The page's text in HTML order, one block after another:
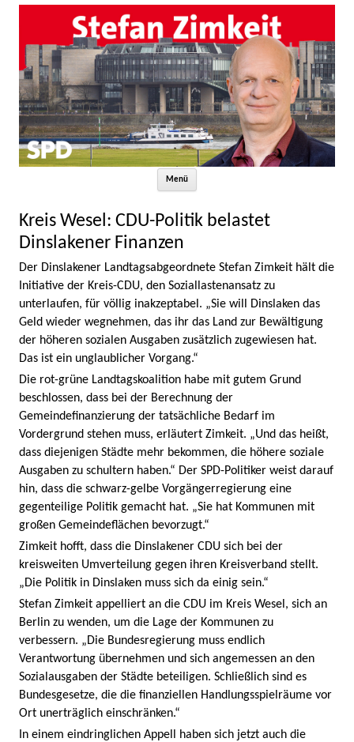
Menü
Kreis Wesel: CDU-Politik belastet
Dinslakener Finanzen
Der Dinslakener Landtagsabgeordnete Stefan Zimkeit hält die
Initiative der Kreis-CDU, den Soziallastenansatz zu
unterlaufen, für völlig inakzeptabel. „Sie will Dinslaken das
Geld wieder wegnehmen, das ihr das Land zur Bewältigung
der höheren sozialen Ausgaben zusätzlich zugewiesen hat.
Das ist ein unglaublicher Vorgang.“
Die rot-grüne Landtagskoalition habe mit gutem Grund
beschlossen, dass bei der Berechnung der
Gemeindefinanzierung der tatsächliche Bedarf im
Vordergrund stehen muss, erläutert Zimkeit. „Und das heißt,
dass diejenigen Städte mehr bekommen, die höhere soziale
Ausgaben zu schultern haben.“ Der SPD-Politiker weist darauf
hin, dass die schwarz-gelbe Vorgängerregierung eine
gegenteilige Politik gemacht hat. „Sie hat Kommunen mit
großen Gemeindeflächen bevorzugt.“
Zimkeit hofft, dass die Dinslakener CDU sich bei der
kreisweiten Umverteilung gegen ihren Kreisverband stellt.
„Die Politik in Dinslaken muss sich da einig sein.“
Stefan Zimkeit appelliert an die CDU im Kreis Wesel, sich an
Berlin zu wenden, um die Lage der Kommunen zu
verbessern. „Die Bundesregierung muss endlich
Verantwortung übernehmen und sich angemessen an den
Sozialausgaben der Städte beteiligen. Schließlich sind es
Bundesgesetze, die die finanziellen Handlungsspielräume vor
Ort unerträglich einschränken.“
In einem eindringlichen Appell haben sich jetzt auch die